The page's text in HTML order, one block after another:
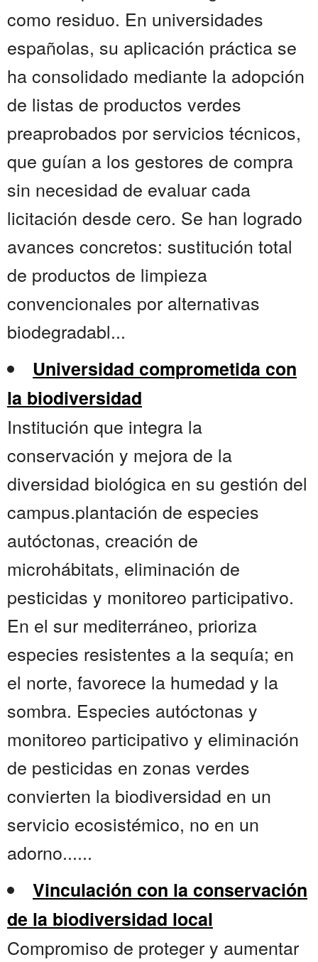
como residuo. En universidades
españolas, su aplicación práctica se
ha consolidado mediante la adopción
de listas de productos verdes
preaprobados por servicios técnicos,
que guían a los gestores de compra
sin necesidad de evaluar cada
licitación desde cero. Se han logrado
avances concretos: sustitución total
de productos de limpieza
convencionales por alternativas
biodegradabl...
Universidad comprometida con
la biodiversidad
Institución que integra la
conservación y mejora de la
diversidad biológica en su gestión del
campus.plantación de especies
autóctonas, creación de
microhábitats, eliminación de
pesticidas y monitoreo participativo.
En el sur mediterráneo, prioriza
especies resistentes a la sequía; en
el norte, favorece la humedad y la
sombra. Especies autóctonas y
monitoreo participativo y eliminación
de pesticidas en zonas verdes
convierten la biodiversidad en un
servicio ecosistémico, no en un
adorno......
Vinculación con la conservación
de la biodiversidad local
Compromiso de proteger y aumentar